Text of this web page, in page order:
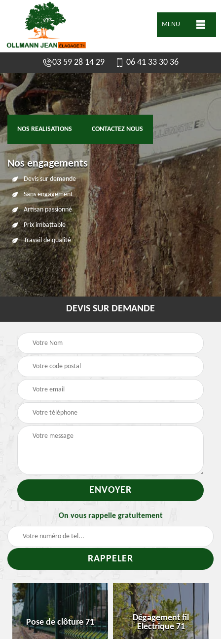
MENU
03 59 28 14 29 06 41 33 30 36
NOS REALISATIONS CONTACTEZ NOUS
Nos engagements
Devis sur demande
Sans engagement
Artisan passionné
Prix imbattable
Travail de qualité
DEVIS SUR DEMANDE
On vous rappelle gratuitement
Pose de clôture 71
Dégagement fil
Electrique 71